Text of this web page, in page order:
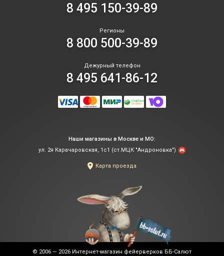
8 495 150-39-89
Регионы
8 800 500-39-89
Дежурный телефон
8 495 641-86-12
Наши магазины в Москве и МО:
ул. 2я Карачаровская, 1с1 (ст.МЦК "Андроновка")
Карта проезда
© 2006 — 2026 Интернет-магазин фейерверков ББ-Салют